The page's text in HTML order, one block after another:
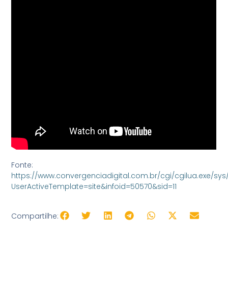
Fonte:
https://www.convergenciadigital.com.br/cgi/cgilua.exe/
UserActiveTemplate=site&infoid=50570&sid=11
Compartilhe: